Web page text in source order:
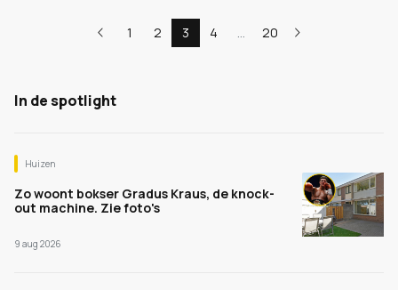
1 2 3 4 ... 20
In de spotlight
Huizen
Zo woont bokser Gradus Kraus, de knock-
out machine. Zie foto's
9 aug 2026